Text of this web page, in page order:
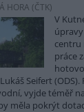
HORA (ČTK)
V
centru
práce
Seifert
vyjde téměř
měla pokrýt